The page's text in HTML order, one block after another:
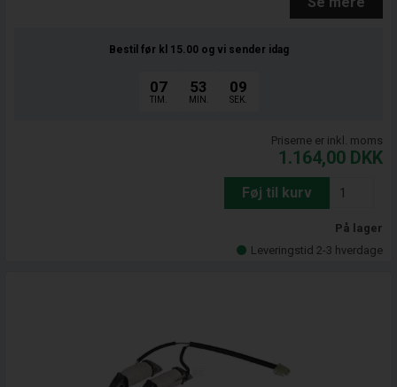
Bestil før kl 15.00 og vi sender idag
07
TIM.
53
MIN.
08
SEK.
Priserne er inkl. moms
1.164,00 DKK
Føj til kurv
På lager
Leveringstid 2-3 hverdage